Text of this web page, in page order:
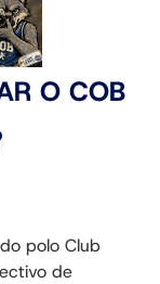
O COB
polo Club
de